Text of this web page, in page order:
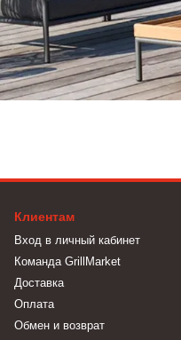
Клиентам
Вход в личный кабинет
Команда GrillMarket
Доставка
Оплата
Обмен и возврат